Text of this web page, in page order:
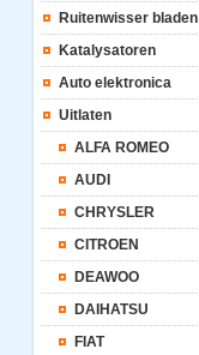
Ruitenwisser bladen
Katalysatoren
Auto elektronica
Uitlaten
ALFA ROMEO
AUDI
CHRYSLER
CITROEN
DEAWOO
DAIHATSU
FIAT